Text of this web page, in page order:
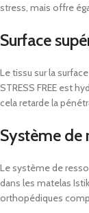
stress, mais offre
Surface
Le tissu sur la
STRESS FREE est
cela retarde la
Système de
Le système de
dans les matelas
orthopédiques